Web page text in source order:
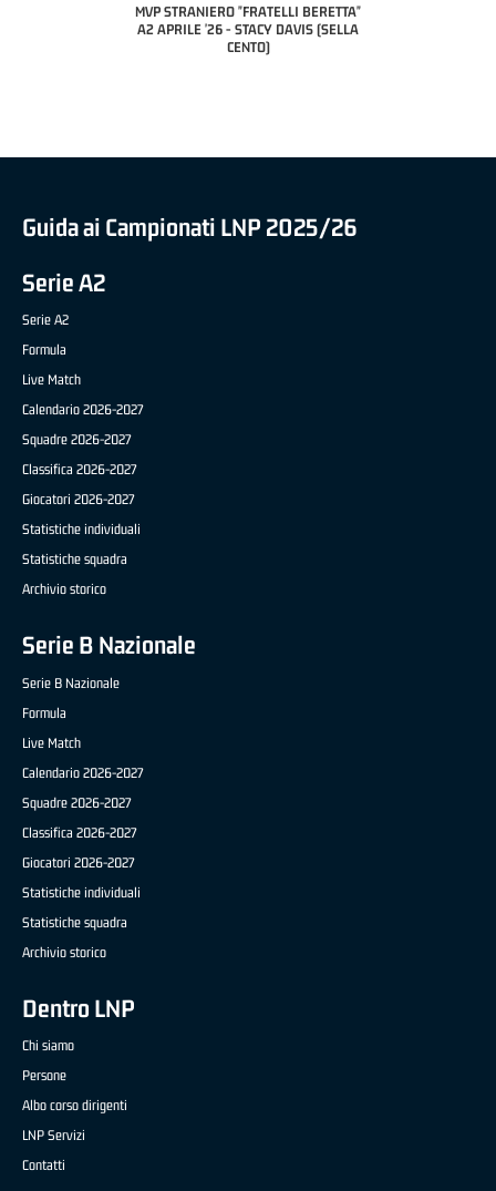
MVP "FRATELLI BERETTA" SAMUEL
DILAS B NAZIONALE APRILE '26 -
MARCO RESTELLI (TAV TREVIGLIO
Guida ai Campionati LNP 2025/26
Serie A2
Serie A2
Formula
Live Match
Calendario 2026-2027
Squadre 2026-2027
Classifica 2026-2027
Giocatori 2026-2027
Statistiche individuali
Statistiche squadra
Archivio storico
Serie B Nazionale
Serie B Nazionale
Formula
Live Match
Calendario 2026-2027
Squadre 2026-2027
Classifica 2026-2027
Giocatori 2026-2027
Statistiche individuali
Statistiche squadra
Archivio storico
Dentro LNP
Chi siamo
Persone
Albo corso dirigenti
LNP Servizi
Contatti